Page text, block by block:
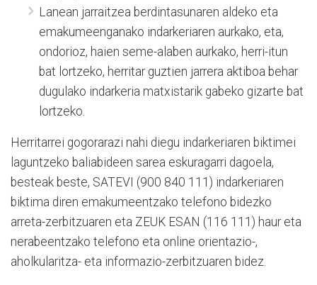
Lanean jarraitzea berdintasunaren aldeko eta
emakumeenganako indarkeriaren aurkako, eta,
ondorioz, haien seme-alaben aurkako, herri-itun
bat lortzeko, herritar guztien jarrera aktiboa behar
dugulako indarkeria matxistarik gabeko gizarte bat
lortzeko.
Herritarrei gogorarazi nahi diegu indarkeriaren biktimei
laguntzeko baliabideen sarea eskuragarri dagoela,
besteak beste, SATEVI (900 840 111) indarkeriaren
biktima diren emakumeentzako telefono bidezko
arreta-zerbitzuaren eta ZEUK ESAN (116 111) haur eta
nerabeentzako telefono eta online orientazio-,
aholkularitza- eta informazio-zerbitzuaren bidez.